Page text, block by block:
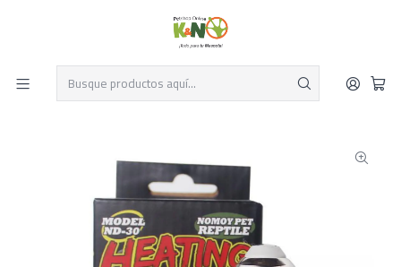
Despacho el mismo día y envío gratis por compras sobre $19.990
Leer más
Ampolletas y Tubos UVB
Uvb Nomoy Pet Led 5.0 (Tropical)